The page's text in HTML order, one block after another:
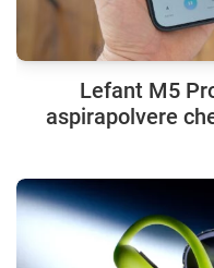
Lefant M5
aspirapolvere